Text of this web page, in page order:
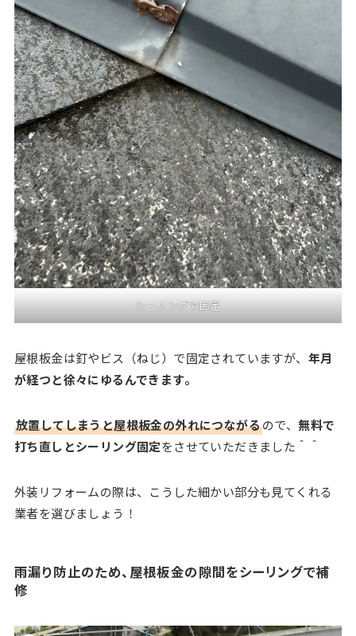
シーリングで固定
屋根板金は釘やビス（ねじ）で固定されていますが、 年月
が経つと徐々にゆるんできます。
放置してしまうと屋根板金の外れにつながるので、 無料で
打ち直しとシーリング固定をさせていただきました＾＾
外装リフォームの際は、こうした細かい部分も見てくれる
業者を選びましょう！
雨漏り防止のため、屋根板金の隙間をシーリングで補
修